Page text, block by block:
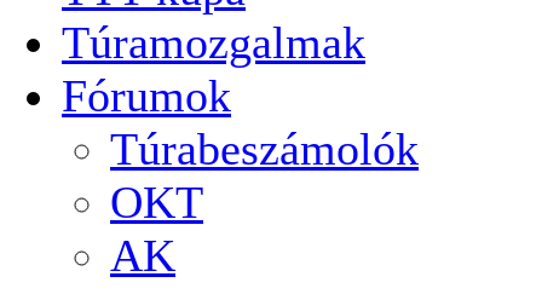
Túramozgalmak
Fórumok
Túrabeszámolók
OKT
AK